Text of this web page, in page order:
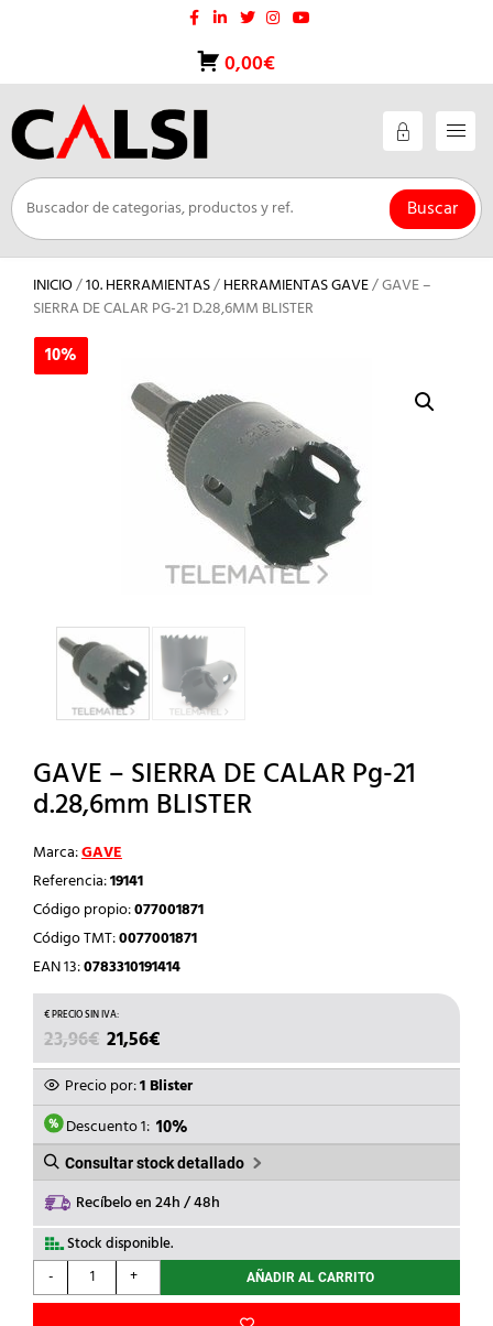
0,00€
Buscar
INICIO/10. HERRAMIENTAS/HERRAMIENTAS GAVE/ GAVE –
SIERRA DE CALAR PG-21 D.28,6MM BLISTER
10%
GAVE – SIERRA DE CALAR Pg-21
d.28,6mm BLISTER
Marca:GAVE
Referencia:19141
Código propio:077001871
Código TMT:0077001871
EAN 13:0783310191414
23,96€ EL
PRECIO
ORIGINAL
ERA:
23,96€.
21,56€
PRECIO
ACTUAL
ES:
21,56€.
Precio por:1 Blister
Descuento 1: 10%
Consultar stock detallado
Recíbelo en 24h / 48h
Stock disponible.
-
GAVE
-
+ AÑADIR AL CARRITO
10%